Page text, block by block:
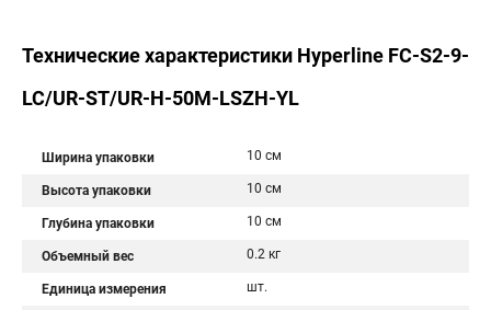
Технические характеристики Hyperline FC-S2-9-
LC/UR-ST/UR-H-50M-LSZH-YL
Ширина упаковки 10 см
Высота упаковки 10 см
Глубина упаковки 10 см
Объемный вес 0.2 кг
Единица измерения шт.